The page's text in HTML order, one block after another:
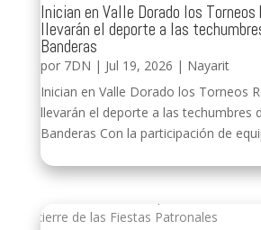
Inician en Valle Dorado los Torneos
llevarán el deporte a las
Banderas
por 7DN | Jul 19, 2026 | Nayarit
Inician en Valle Dorado los Torneos
llevarán el deporte a las techumbres
Banderas Con la participación de